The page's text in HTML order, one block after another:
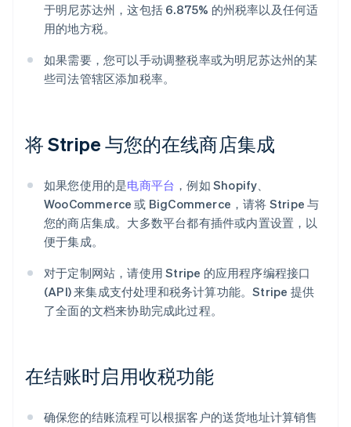
于明尼苏达州，这包括 6.875% 的州税率以及任何适
用的地方税。
如果需要，您可以手动调整税率或为明尼苏达州的某
些司法管辖区添加税率。
将 Stripe 与您的在线商店集成
如果您使用的是电商平台 ，例如 Shopify、
WooCommerce 或 BigCommerce，请将 Stripe 与
您的商店集成。大多数平台都有插件或内置设置，以
便于集成。
对于定制网站，请使用 Stripe 的应用程序编程接口
(API) 来集成支付处理和税务计算功能。Stripe 提供
了全面的文档来协助完成此过程。
在结账时启用收税功能
确保您的结账流程可以根据客户的送货地址计算销售